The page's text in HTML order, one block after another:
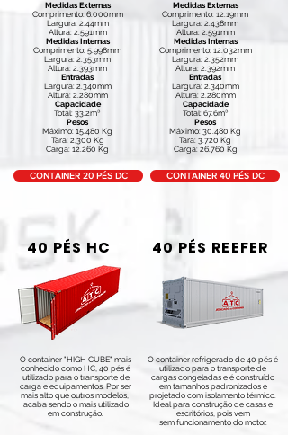
Medidas Externas
Comprimento: 6.000mm
Largura: 2.44mm
Altura: 2.591mm
Medidas Internas
Comprimento: 5.998mm
Largura: 2.353mm
Altura: 2.393mm
Entradas
Largura: 2.340mm
Altura: 2.280mm
Capacidade
Total: 33.2m³
Pesos
Máximo: 15.480 Kg
Tara: 2,300 Kg
Carga: 12.260 Kg
Medidas Externas
Comprimento: 12.19mm
Largura: 2.438mm
Altura: 2.591mm
Medidas Internas
Comprimento: 12.032mm
Largura: 2.352mm
Altura: 2.392mm
Entradas
Largura: 2.340mm
Altura: 2.280mm
Capacidade
Total: 67.6m³
Pesos
Máximo: 30.480 Kg
Tara: 3.720 Kg
Carga: 26.760 Kg
CONTAINER 20 PÉS DC CONTAINER 40 PÉS DC
40 PÉS HC 40 PÉS REEFER
O container "HIGH CUBE" mais
conhecido como HC, 40 pés é
utilizado para o transporte de
carga e equipamentos. Por ser
mais alto que outros modelos,
acaba sendo o mais utilizado
em construção.
O container refrigerado de 40 pés é
utilizado para o transporte de
cargas congeladas e é construído
em tamanhos padronizados e
projetado com isolamento térmico.
Ideal para construção de casas e
escritórios, pois vem
sem funcionamento do motor.